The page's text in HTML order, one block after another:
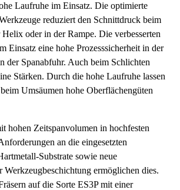
Laufruhe im Einsatz. Die optimierte
reduziert den Schnittdruck beim
oder in der Rampe. Die verbesserten
Einsatz eine hohe Prozesssicherheit in der
der Spanabfuhr. Auch beim Schlichten
Stärken. Durch die hohe Laufruhe lassen
Umsäumen hohe Oberflächengüten
hohen Zeitspanvolumen in hochfesten
an die eingesetzten
Substrate sowie neue
Werkzeugbeschichtung ermöglichen dies.
auf die Sorte ES3P mit einer